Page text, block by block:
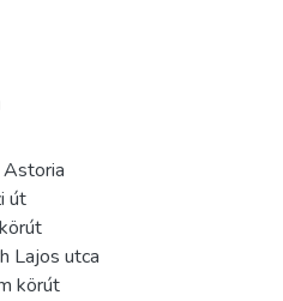
Astoria
út
Lajos utca
körút